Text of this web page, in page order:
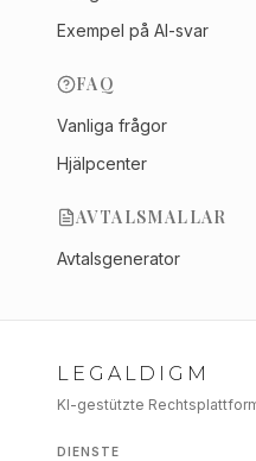
Exempel på AI-svar
FAQ
Vanliga frågor
Hjälpcenter
AVTALSMALLAR
Avtalsgenerator
LEGALDIGM
KI-gestützte
DIENSTE